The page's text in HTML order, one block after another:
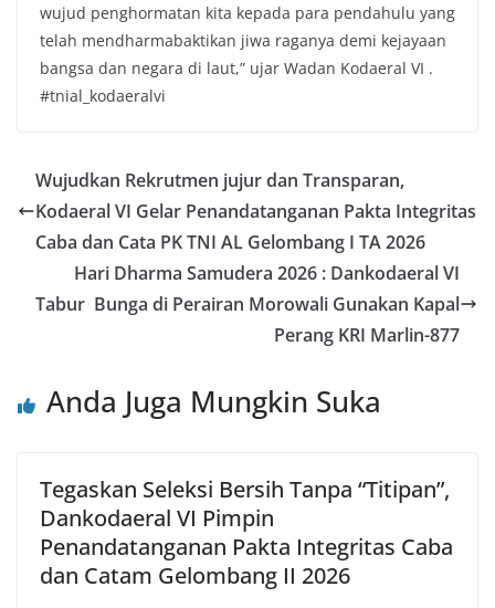
wujud penghormatan kita kepada para pendahulu yang
telah mendharmabaktikan jiwa raganya demi kejayaan
bangsa dan negara di laut,” ujar Wadan Kodaeral VI .
#tnial_kodaeralvi
Wujudkan Rekrutmen jujur dan Transparan,
Kodaeral VI Gelar Penandatanganan Pakta Integritas
Caba dan Cata PK TNI AL Gelombang I TA 2026
Hari Dharma Samudera 2026 : Dankodaeral VI
Tabur Bunga di Perairan Morowali Gunakan Kapal
Perang KRI Marlin-877
Anda Juga Mungkin Suka
Tegaskan Seleksi Bersih Tanpa “Titipan”,
Dankodaeral VI Pimpin
Penandatanganan Pakta Integritas Caba
dan Catam Gelombang II 2026